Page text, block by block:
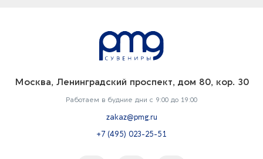
Москва, Ленинградский проспект, дом 80, кор. 30
Работаем в будние дни с 9:00 до 19:00
zakaz@pmg.ru
+7 (495) 023-25-51